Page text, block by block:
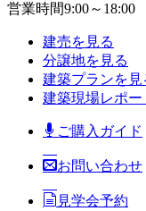
営業時間9:00～18:00
建売を見る
分譲地を見る
建築プランを見
建築現場レポー
ご購入ガイド
お問い合わせ
見学会予約